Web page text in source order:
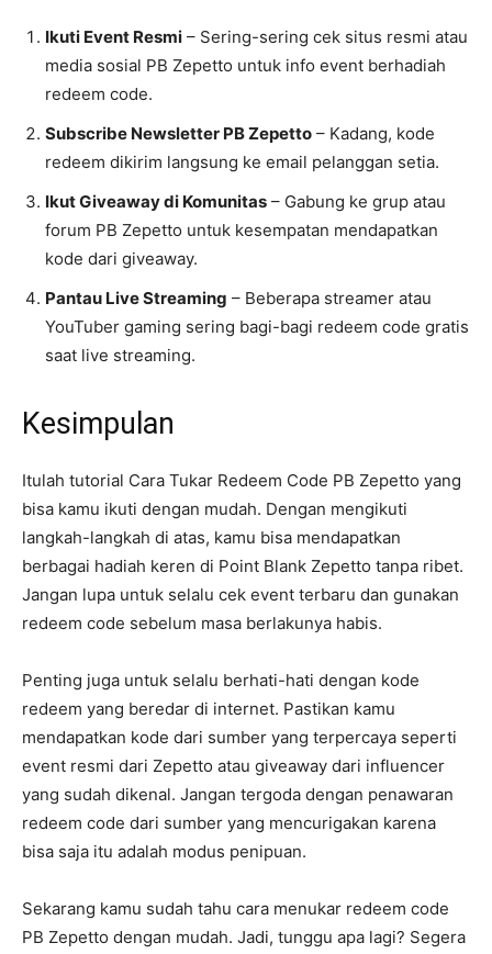
Ikuti Event Resmi – Sering-sering cek situs resmi atau
media sosial PB Zepetto untuk info event berhadiah
redeem code.
Subscribe Newsletter PB Zepetto – Kadang, kode
redeem dikirim langsung ke email pelanggan setia.
Ikut Giveaway di Komunitas – Gabung ke grup atau
forum PB Zepetto untuk kesempatan mendapatkan
kode dari giveaway.
Pantau Live Streaming – Beberapa streamer atau
YouTuber gaming sering bagi-bagi redeem code gratis
saat live streaming.
Kesimpulan
Itulah tutorial Cara Tukar Redeem Code PB Zepetto yang
bisa kamu ikuti dengan mudah. Dengan mengikuti
langkah-langkah di atas, kamu bisa mendapatkan
berbagai hadiah keren di Point Blank Zepetto tanpa ribet.
Jangan lupa untuk selalu cek event terbaru dan gunakan
redeem code sebelum masa berlakunya habis.
Penting juga untuk selalu berhati-hati dengan kode
redeem yang beredar di internet. Pastikan kamu
mendapatkan kode dari sumber yang terpercaya seperti
event resmi dari Zepetto atau giveaway dari influencer
yang sudah dikenal. Jangan tergoda dengan penawaran
redeem code dari sumber yang mencurigakan karena
bisa saja itu adalah modus penipuan.
Sekarang kamu sudah tahu cara menukar redeem code
PB Zepetto dengan mudah. Jadi, tunggu apa lagi? Segera